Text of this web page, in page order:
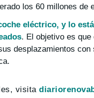
los 60 millones de
eléctrico, y lo
. El objetivo es
desplazamientos
visita